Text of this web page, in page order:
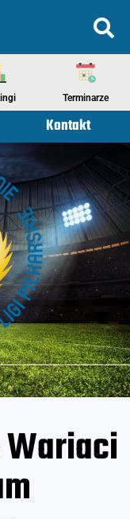
Terminarze
Kontakt
Wariaci